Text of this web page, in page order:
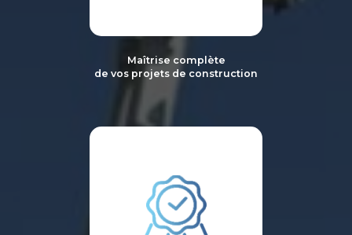
Maîtrise complète
de vos projets de construction